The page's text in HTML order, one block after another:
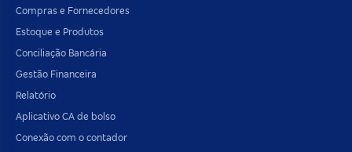
Compras e Fornecedores
Estoque e Produtos
Conciliação Bancária
Gestão Financeira
Relatório
Aplicativo CA de bolso
Conexão com o contador